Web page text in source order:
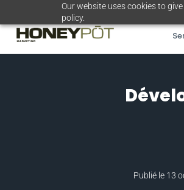
Our website uses cookies to
policy.
au
contenu
Publié le 13